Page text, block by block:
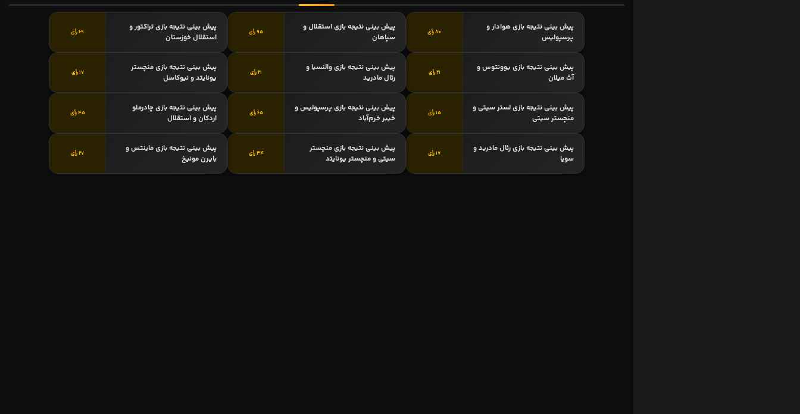
پیش بینی نتیجه بازی هوادار و
پرسپولیس
80 رأی
پیش بینی نتیجه بازی استقلال و
سپاهان
95 رأی
پیش بینی نتیجه بازی تراکتور و
استقلال خوزستان
69 رأی
پیش بینی نتیجه بازی یوونتوس و
آث میلان
21 رأی
پیش بینی نتیجه بازی والنسیا و
رئال مادرید
21 رأی
پیش بینی نتیجه بازی منچستر
یونایتد و نیوکاسل
17 رأی
پیش بینی نتیجه بازی لستر سیتی و
منچستر سیتی
15 رأی
پیش بینی نتیجه بازی پرسپولیس و
خیبر خرم‌آباد
65 رأی
پیش بینی نتیجه بازی چادرملو
اردکان و استقلال
45 رأی
پیش بینی نتیجه بازی رئال مادرید و
سویا
17 رأی
پیش بینی نتیجه بازی منچستر
سیتی و منچستر یونایتد
34 رأی
پیش بینی نتیجه بازی ماینتس و
بایرن مونیخ
27 رأی